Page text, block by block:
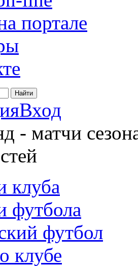
портале
Вход
- матчи
клуба
футбола
футбол
клубе